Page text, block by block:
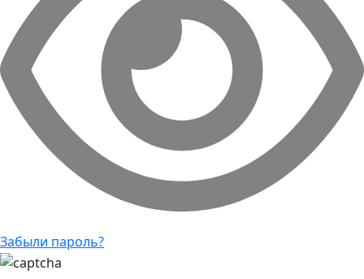
Забыли пароль?